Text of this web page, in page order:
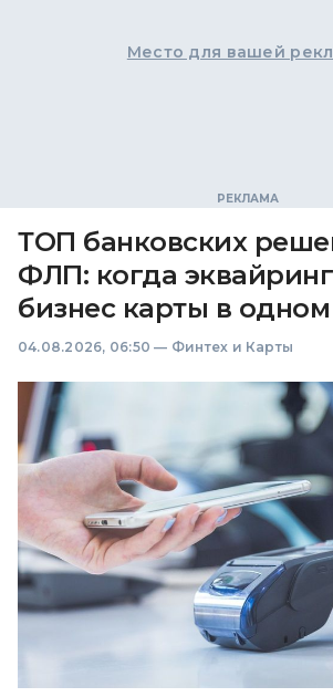
Место для вашей
ТОП банковских
ФЛП: когда
бизнес карты в
04.08.2026, 06:50 — Финтех и Карты